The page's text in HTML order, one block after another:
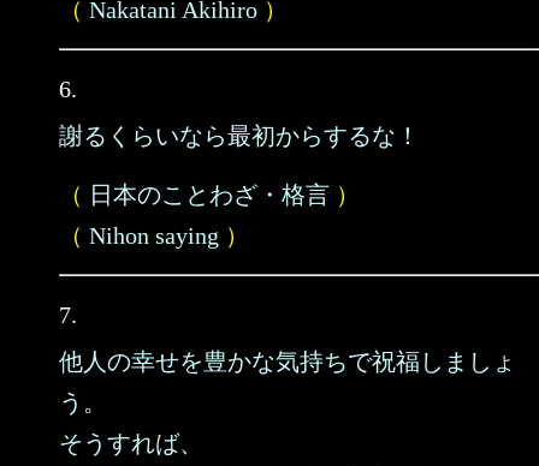
（ Nakatani Akihiro ）
6.
謝るくらいなら最初からするな！
（ 日本のことわざ・格言 ）
（ Nihon saying ）
7.
他人の幸せを豊かな気持ちで祝福しましょ
う。
そうすれば、